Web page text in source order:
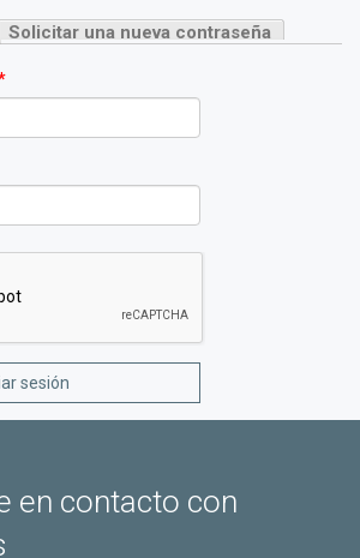
Solicitar una nueva contraseña
en contacto con